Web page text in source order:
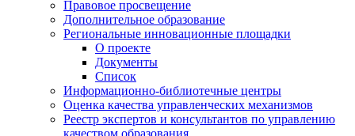
Правовое просвещение
Дополнительное образование
Региональные инновационные площадки
О проекте
Документы
Список
Информационно-библиотечные центры
Оценка качества управленческих механизмов
Реестр экспертов и консультантов по управлению
качеством образования